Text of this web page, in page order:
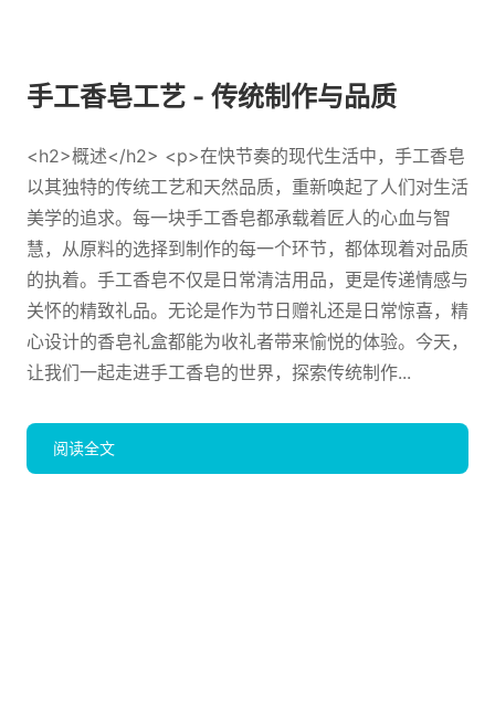
手工香皂工艺 - 传统制作与品质
<h2>概述</h2> <p>在快节奏的现代生活中，手工香皂
以其独特的传统工艺和天然品质，重新唤起了人们对生活
美学的追求。每一块手工香皂都承载着匠人的心血与智
慧，从原料的选择到制作的每一个环节，都体现着对品质
的执着。手工香皂不仅是日常清洁用品，更是传递情感与
关怀的精致礼品。无论是作为节日赠礼还是日常惊喜，精
心设计的香皂礼盒都能为收礼者带来愉悦的体验。今天，
让我们一起走进手工香皂的世界，探索传统制作...
阅读全文